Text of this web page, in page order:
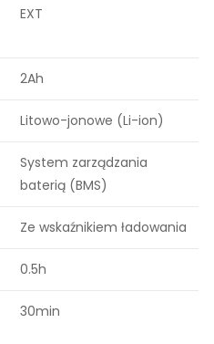
EXT
2Ah
Litowo-jonowe (Li-ion)
System zarządzania
baterią (BMS)
Ze wskaźnikiem ładowania
0.5h
30min